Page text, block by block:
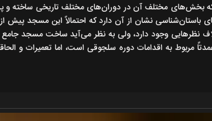
بخش‌های مختلف آن در دوران‌های مختلف تاریخی ساخته و
نشان از آن دارد که احتمالاً این مسجد پیش
نظرهایی وجود دارد، ولی به نظر می‌آید ساخت مسجد
به اقدامات دوره سلجوقی است، اما تعمیرات و